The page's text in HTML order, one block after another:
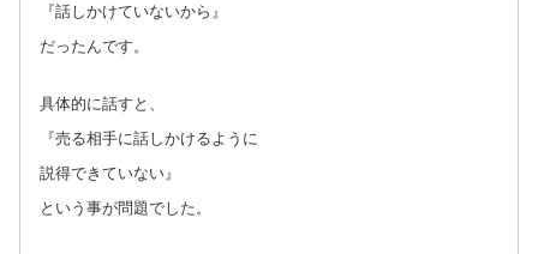
『話しかけていないから』
だったんです。
具体的に話すと、
『売る相手に話しかけるように
説得できていない』
という事が問題でした。